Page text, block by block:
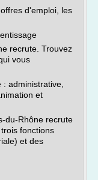
d'emploi, les
recrute. Trouvez
vous
administrative,
et
du-Rhône recrute
fonctions
et des